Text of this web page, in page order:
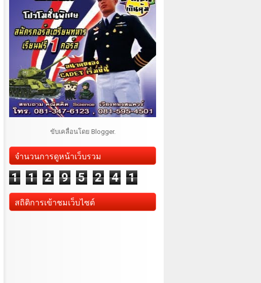
ขับเคลื่อนโดย Blogger.
จำนวนการดูหน้าเว็บรวม
1 1 2 9 5 2 4 1
สถิติการเข้าชมเว็บไซต์